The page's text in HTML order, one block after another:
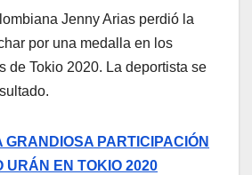
Jenny Arias perdió la
por una medalla en los
de Tokio 2020. La deportista se
GRANDIOSA PARTICIPACIÓN
URÁN EN TOKIO 2020